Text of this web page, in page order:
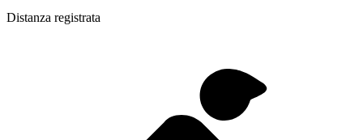
Distanza registrata